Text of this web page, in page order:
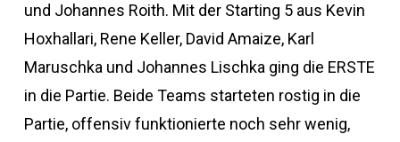
und Johannes Roith. Mit der Starting 5 aus Kevin
Hoxhallari, Rene Keller, David Amaize, Karl
Maruschka und Johannes Lischka ging die ERSTE
in die Partie. Beide Teams starteten rostig in die
Partie, offensiv funktionierte noch sehr wenig,